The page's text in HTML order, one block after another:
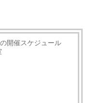
開催スケジュール